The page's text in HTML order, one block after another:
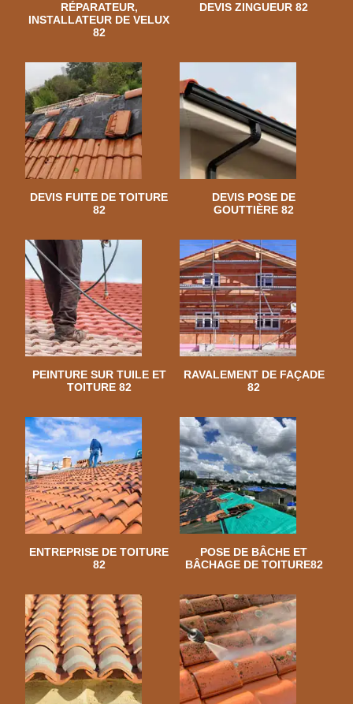
RÉPARATEUR,
INSTALLATEUR DE VELUX
82
DEVIS ZINGUEUR 82
DEVIS FUITE DE TOITURE
82
DEVIS POSE DE
GOUTTIÈRE 82
PEINTURE SUR TUILE ET
TOITURE 82
RAVALEMENT DE FAÇADE
82
ENTREPRISE DE TOITURE
82
POSE DE BÂCHE ET
BÂCHAGE DE TOITURE82